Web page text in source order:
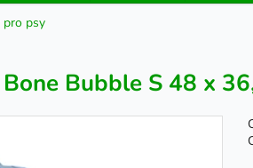
pro psy
Bubble S 48 x